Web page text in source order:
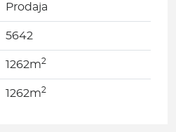
Prodaja
5642
1262m2
1262m2